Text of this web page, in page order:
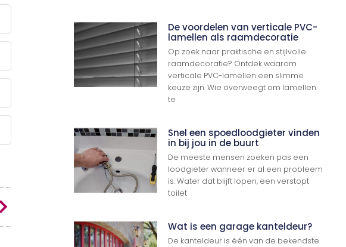
De voordelen van verticale PVC-
lamellen als raamdecoratie
Op zoek naar praktische en stijlvolle
raamdecoratie? Ontdek waarom
verticale PVC-lamellen een slimme
keuze zijn. Wie overweegt om lamellen
te
Snel een spoedloodgieter vinden
in bij jou in de buurt
De meeste mensen zoeken pas een
loodgieter wanneer er al een probleem
is. Water dat blijft lopen, een verstopt
toilet
Wat is een garage kanteldeur?
De kanteldeur is één van de bekendste